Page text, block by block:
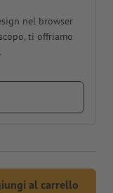
nel browser
ti offriamo
al carrello